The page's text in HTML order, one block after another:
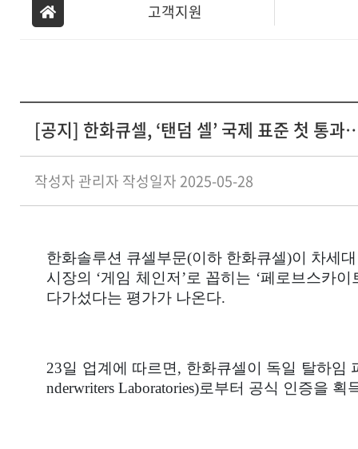
고객지원
고객지원
[공지] 한화큐셀, ‘탠덤 셀’ 국제 표준 첫 통
작성자 관리자 작성일자 2025-05-28
한화솔루션 큐셀부문(이하 한화큐셀)이 차세
시장의 ‘게임 체인저’로 꼽히는 ‘페로브스카
다가섰다는 평가가 나온다.
23일 업계에 따르면, 한화큐셀이 독일 탈하
nderwriters Laboratories)로부터 공식 인증을